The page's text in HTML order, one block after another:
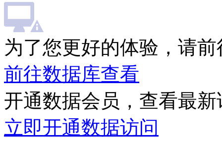
为了您更好的体验，请
前往数据库查看
开通数据会员，查看最
立即开通数据访问